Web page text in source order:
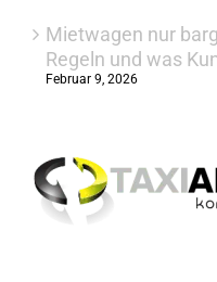
Mietwagen nur
Regeln und was
Februar 9, 2026